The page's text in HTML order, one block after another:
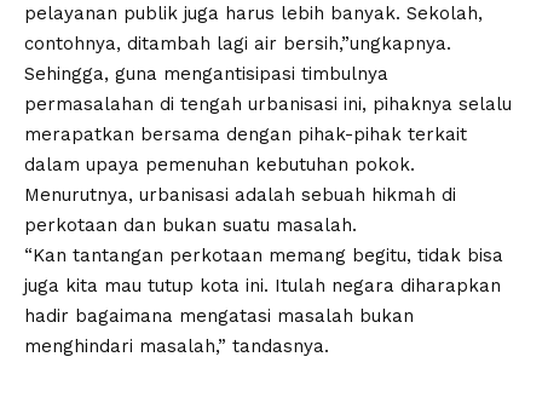
pelayanan publik juga harus lebih banyak. Sekolah,
contohnya, ditambah lagi air bersih,”ungkapnya.
Sehingga, guna mengantisipasi timbulnya
permasalahan di tengah urbanisasi ini, pihaknya selalu
merapatkan bersama dengan pihak-pihak terkait
dalam upaya pemenuhan kebutuhan pokok.
Menurutnya, urbanisasi adalah sebuah hikmah di
perkotaan dan bukan suatu masalah.
“Kan tantangan perkotaan memang begitu, tidak bisa
juga kita mau tutup kota ini. Itulah negara diharapkan
hadir bagaimana mengatasi masalah bukan
menghindari masalah,” tandasnya.